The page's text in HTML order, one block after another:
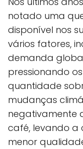
notado uma
disponível nos
vários fatores,
demanda
pressionando
quantidade
mudanças
negativamente
café, levando a
menor